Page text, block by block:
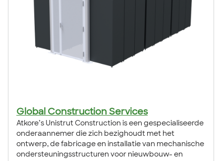
Global Construction Services
Atkore’s Unistrut Construction is een gespecialiseerde
onderaannemer die zich bezighoudt met het
ontwerp, de fabricage en installatie van mechanische
ondersteuningsstructuren voor nieuwbouw- en